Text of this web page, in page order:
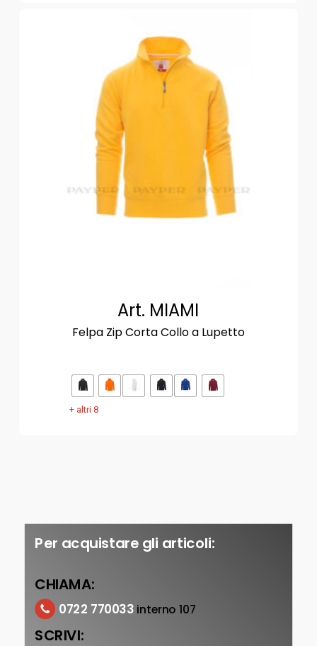
Art. MIAMI
Felpa Zip Corta Collo a Lupetto
+ altri 8
Per acquistare gli articoli:
CHIAMA:
0722 770033 interno 107
SCRIVI: